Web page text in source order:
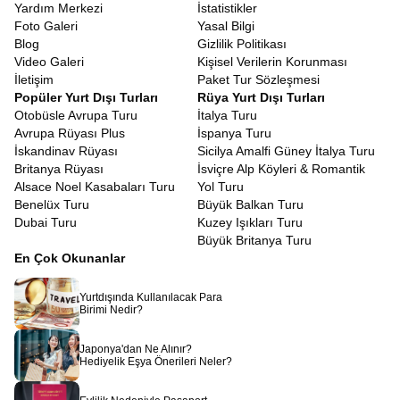
Bavyera bölgesi, şatolar ve saraylar konusunda dünyanın en
zengin bölgelerinden biridir.
Romantik Yol Almanya Şato Turu
sadece Neuschwanstein ile sınırlı kalmayıp Hohenschwangau gibi
diğer önemli yapıları ve Würzburg’daki Rezidans Sarayı gibi
UNESCO Dünya Mirası listesindeki eserleri de kapsar. Bu
şatoların her biri, dönemin sanat anlayışını, kralların yaşam
tarzını ve bölgenin siyasi tarihini yansıtan birer aynadır. Barok ve
Rokoko mimarisinin en ince detaylarını görebileceğiniz bu yapılar,
sanat tarihine ilgi duyan gezginler için bulunmaz birer hazinedir.
İsviçre Alpleri Kapsamlı Avrupa Turu
Doğaya saygının ve sürdürülebilir yaşamın merkezi olan
İsviçre’de,
İsviçre Doğa ve Köy Turu
yapmak, aynı zamanda bir
ekolojik farkındalık gezisidir. İneklerin boyunlarındaki çan sesleri
eşliğinde yapacağınız yürüyüşlerde, endemik bitki türlerini
inceleyebilir ve tertemiz havayı ciğerlerinize doldurabilirsiniz. Bu
turda, doğanın nasıl korunduğuna ve insanların doğayla nasıl
uyum içinde yaşadığına şahit olursunuz. Betonlaşmanın olmadığı,
her metrekarenin yeşile ayrıldığı bu köyler, modern şehir
hayatının stresinden arınmak için en doğal reçetedir.
köyleri gezileri dahilolan turlarımız sizleri bekliyor.
Coğrafi yakınlıkları nedeniyle Alpler ve Güney Almanya kasabaları
kültürel olarak birbirine çok benzerlik gösterse de, her birinin
Yardım Merkezi
Foto Galeri
Blog
Video Galeri
İletişim
İstatistikler
Yasal Bilgi
Gizlilik Politikası
Kişisel Verilerin Korunması
Paket Tur Sözleşmesi
Popüler Yurt Dışı Turları
Otobüsle Avrupa Turu
Avrupa Rüyası Plus
İskandinav Rüyası
Britanya Rüyası
Alsace Noel Kasabaları Turu
Benelüx Turu
Dubai Turu
Rüya Yurt Dışı Turları
İtalya Turu
İspanya Turu
Sicilya Amalfi Güney İtalya Turu
İsviçre Alp Köyleri & Romantik
Yol Turu
Büyük Balkan Turu
Kuzey Işıkları Turu
Büyük Britanya Turu
En Çok Okunanlar
Yurtdışında Kullanılacak Para
Birimi Nedir?
Japonya'dan Ne Alınır?
Hediyelik Eşya Önerileri Neler?